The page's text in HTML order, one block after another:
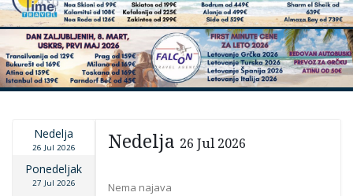
Nedelja
26 Jul 2026
Ponedeljak
27 Jul 2026
Nedelja 26 Jul 2026
Nema najava